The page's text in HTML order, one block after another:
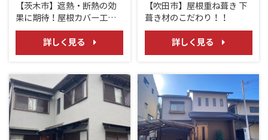
【茨木市】遮熱・断熱の効
果に期待！屋根カバー工法/
アイジー工業 スーパーガ
ルテクト詳しく見る
【吹田市】屋根重ね葺き 下
葺き材のこだわり！！
詳しく見る